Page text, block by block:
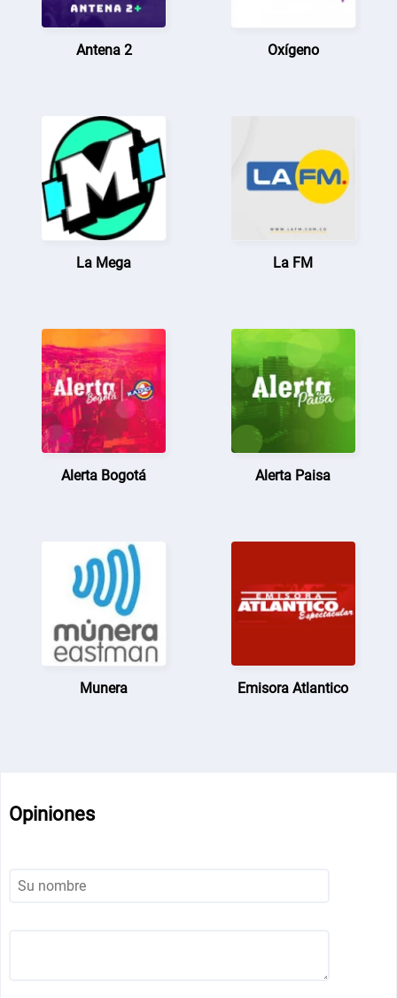
Antena 2 Oxígeno
La Mega La FM
Alerta Bogotá Alerta Paisa
Munera Emisora Atlantico
Opiniones